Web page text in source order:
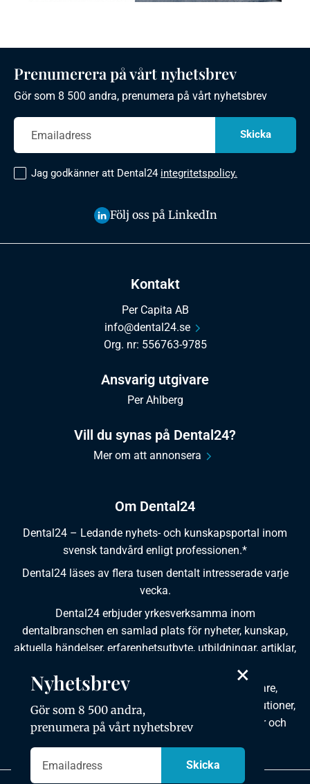
Om Dental24
Dental24 – Ledande nyhets- och kunskapsportal inom
svensk tandvård enligt professionen.*
Dental24 läses av flera tusen dentalt intresserade varje
vecka.
Dental24 erbjuder yrkesverksamma inom
dentalbranschen en samlad plats för nyheter, kunskap,
aktuella händelser, erfarenhetsutbyte, utbildningar, artiklar,
Dental24 produceras i samverkan med tandläkare,
tandhygienister, tandsköterskor, tandtekniker, institutioner,
kursgivare, föreningar, organisationer, leverantörer och
Kontakt
Per Capita AB
info@dental24.se
Org. nr: 556763-9785
Ansvarig utgivare
Per Ahlberg
Vill du synas på Dental24?
Mer om att annonsera
Prenumerera på vårt nyhetsbrev
Gör som 8 500 andra, prenumera på vårt nyhetsbrev
Jag godkänner att Dental24 integritetspolicy.
Följ oss på LinkedIn
×
Nyhetsbrev
Gör som 8 500 andra,
prenumera på vårt nyhetsbrev